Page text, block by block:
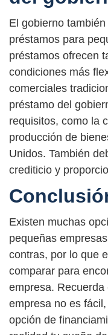
El gobierno
préstamos para
préstamos ofrecen
condiciones más
comerciales
préstamo del
requisitos, como la
producción de
Unidos. También
crediticio y
Existen muchas
pequeñas
contras, por lo que
comparar para
empresa.
empresa no es
opción de